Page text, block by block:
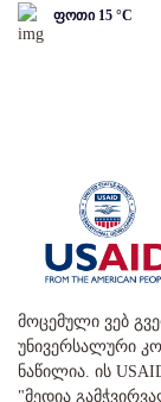
ფოთი 15 °C
მოცემული ვებ
უნივერსალური
ნაწილია. ის
"მედია